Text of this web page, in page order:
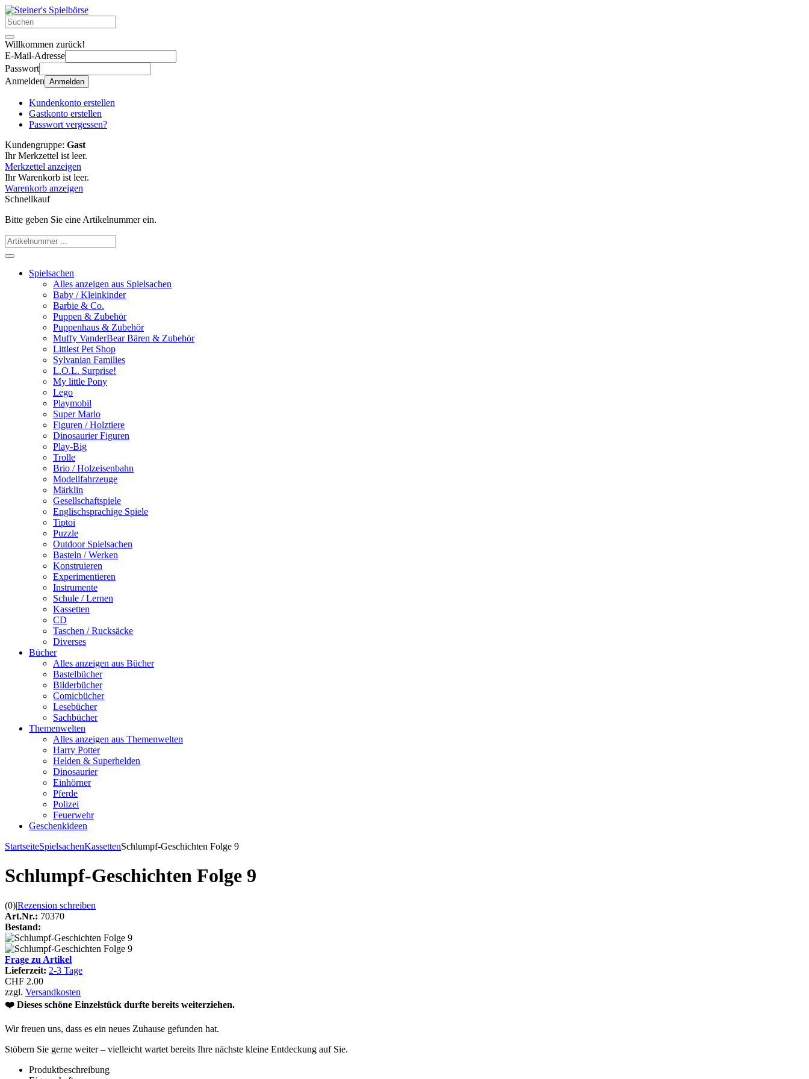
Willkommen zurück!
E-Mail-Adresse
Passwort
Anmelden Anmelden
Kundenkonto erstellen
Gastkonto erstellen
Passwort vergessen?
Kundengruppe: Gast
Ihr Merkzettel ist leer.
Merkzettel anzeigen
Ihr Warenkorb ist leer.
Warenkorb anzeigen
Schnellkauf
Bitte geben Sie eine Artikelnummer ein.
Spielsachen
Alles anzeigen aus Spielsachen
Baby / Kleinkinder
Barbie & Co.
Puppen & Zubehör
Puppenhaus & Zubehör
Muffy VanderBear Bären & Zubehör
Littlest Pet Shop
Sylvanian Families
L.O.L. Surprise!
My little Pony
Lego
Playmobil
Super Mario
Figuren / Holztiere
Dinosaurier Figuren
Play-Big
Trolle
Brio / Holzeisenbahn
Modellfahrzeuge
Märklin
Gesellschaftspiele
Englischsprachige Spiele
Tiptoi
Puzzle
Outdoor Spielsachen
Basteln / Werken
Konstruieren
Experimentieren
Instrumente
Schule / Lernen
Kassetten
CD
Taschen / Rucksäcke
Diverses
Bücher
Alles anzeigen aus Bücher
Bastelbücher
Bilderbücher
Comicbücher
Lesebücher
Sachbücher
Themenwelten
Alles anzeigen aus Themenwelten
Harry Potter
Helden & Superhelden
Dinosaurier
Einhörner
Pferde
Polizei
Feuerwehr
Geschenkideen
StartseiteSpielsachenKassettenSchlumpf-Geschichten Folge 9
Schlumpf-Geschichten Folge 9
(0)|Rezension schreiben
Art.Nr.: 70370
Bestand:
Frage zu Artikel
Lieferzeit: 2-3 Tage
CHF 2.00
zzgl. Versandkosten
❤️ Dieses schöne Einzelstück durfte bereits weiterziehen.
Wir freuen uns, dass es ein neues Zuhause gefunden hat.
Stöbern Sie gerne weiter – vielleicht wartet bereits Ihre nächste kleine Entdeckung auf Sie.
Produktbeschreibung